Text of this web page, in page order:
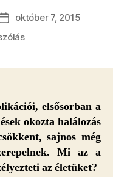
Bejegyzés
dátuma
október 7, 2015
a(z)
négyes
csoport,
veszélyezteti
az
életüket?
elsősorban a
okozta halálozás
sajnos még
Mi az a
az életüket?